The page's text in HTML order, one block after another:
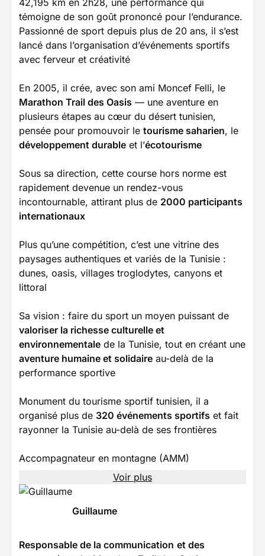
42,195 km en 2h28, une performance qui
témoigne de son goût prononcé pour l’endurance.
Passionné de sport depuis plus de 20 ans, il s’est
lancé dans l’organisation d’événements sportifs
avec ferveur et créativité
En 2005, il crée, avec son ami Moncef Felli, le
Marathon Trail des Oasis — une aventure en
plusieurs étapes au cœur du désert tunisien,
pensée pour promouvoir le tourisme saharien, le
développement durable et l’écotourisme
Sous sa direction, cette course hors norme est
rapidement devenue un rendez-vous
incontournable, attirant plus de 2000 participants
internationaux
Plus qu’une compétition, c’est une vitrine des
paysages authentiques et variés de la Tunisie :
dunes, oasis, villages troglodytes, canyons et
littoral
Sa vision : faire du sport un moyen puissant de
valoriser la richesse culturelle et
environnementale de la Tunisie, tout en créant une
aventure humaine et solidaire au-delà de la
performance sportive
Monument du tourisme sportif tunisien, il a
organisé plus de 320 événements sportifs et fait
rayonner la Tunisie au-delà de ses frontières
Accompagnateur en montagne (AMM)
Voir plus
Guillaume
Responsable de la communication et des